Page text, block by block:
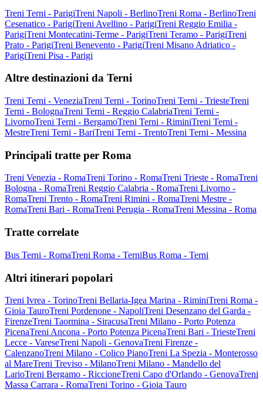
Treni Terni - ParigiTreni Napoli - BerlinoTreni Roma - BerlinoTreni
Cesenatico - ParigiTreni Avellino - ParigiTreni Reggio Emilia -
ParigiTreni Montecatini-Terme - ParigiTreni Teramo - ParigiTreni
Prato - ParigiTreni Benevento - ParigiTreni Misano Adriatico -
ParigiTreni Pisa - Parigi
Altre destinazioni da Terni
Treni Terni - VeneziaTreni Terni - TorinoTreni Terni - TriesteTreni
Terni - BolognaTreni Terni - Reggio CalabriaTreni Terni -
LivornoTreni Terni - BergamoTreni Terni - RiminiTreni Terni -
MestreTreni Terni - BariTreni Terni - TrentoTreni Terni - Messina
Principali tratte per Roma
Treni Venezia - RomaTreni Torino - RomaTreni Trieste - RomaTreni
Bologna - RomaTreni Reggio Calabria - RomaTreni Livorno -
RomaTreni Trento - RomaTreni Rimini - RomaTreni Mestre -
RomaTreni Bari - RomaTreni Perugia - RomaTreni Messina - Roma
Tratte correlate
Bus Terni - RomaTreni Roma - TerniBus Roma - Terni
Altri itinerari popolari
Treni Ivrea - TorinoTreni Bellaria-Igea Marina - RiminiTreni Roma -
Gioia TauroTreni Pordenone - NapoliTreni Desenzano del Garda -
FirenzeTreni Taormina - SiracusaTreni Milano - Porto Potenza
PicenaTreni Ancona - Porto Potenza PicenaTreni Bari - TriesteTreni
Lecce - VareseTreni Napoli - GenovaTreni Firenze -
CalenzanoTreni Milano - Colico PianoTreni La Spezia - Monterosso
al MareTreni Treviso - MilanoTreni Milano - Mandello del
LarioTreni Bergamo - RiccioneTreni Capo d'Orlando - GenovaTreni
Massa Carrara - RomaTreni Torino - Gioia Tauro